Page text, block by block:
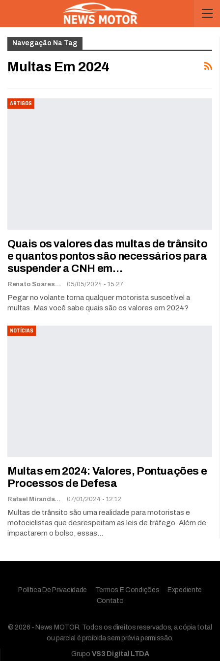
Navegação Na Tag
Multas Em 2024
ARTIGOS
Quais os valores das multas de trânsito
e quantos pontos são necessários para
suspender a CNH em…
Renato Soares 05/05/2024 - 15:27
Pegar no volante torna qualquer motorista suscetível a
multas. Mas você sabe quais são os valores em 2024?
NOTÍCIAS
Multas em 2024: Valores, Pontuações e
Processos de Defesa
Rafael Miranda 07/01/2024 - 12:12
Multas de trânsito são uma realidade para motoristas e
motociclistas que desrespeitam as leis de tráfego. Além de
impactarem o bolso, essas…
Política De Privacidade Termos E Condições
Expediente
Contato
© 2026 - News MOTOR. Todos os direitos reservados, a cópia total
ou parcial é proibida sem prévia permissão.
Grupo VS3 Digital LTDA